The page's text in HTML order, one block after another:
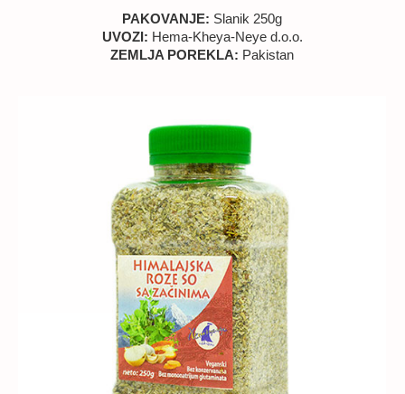
PAKOVANJE: Slanik 250g
UVOZI: Hema-Kheya-Neye d.o.o.
ZEMLJA POREKLA: Pakistan